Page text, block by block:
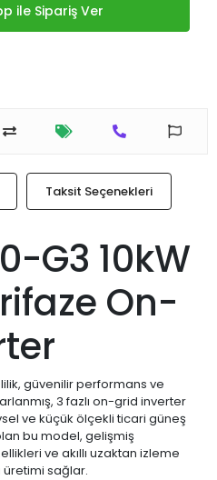
ile Sipariş Ver
Taksit Seçenekleri
G3 10kW
On-
güvenilir performans ve
3 fazlı on-grid inverter
ve küçük ölçekli ticari güneş
bu model, gelişmiş
ve akıllı uzaktan izleme
sağlar.